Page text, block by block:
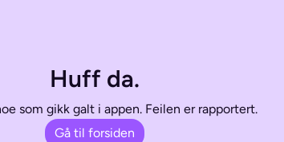
Huff da.
som gikk galt i appen. Feilen er rapportert.
Gå til forsiden